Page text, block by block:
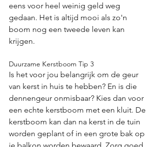
eens voor heel weinig geld weg
gedaan. Het is altijd mooi als zo'n
boom nog een tweede leven kan
krijgen.
Duurzame Kerstboom Tip 3
Is het voor jou belangrijk om de geur
van kerst in huis te hebben? En is die
dennengeur onmisbaar? Kies dan voor
een echte kerstboom met een kluit. De
kerstboom kan dan na kerst in de tuin
worden geplant of in een grote bak op